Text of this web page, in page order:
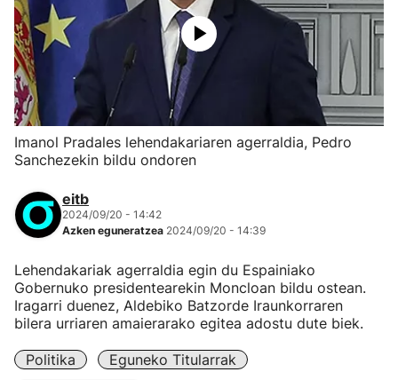
Imanol Pradales lehendakariaren agerraldia, Pedro
Sanchezekin bildu ondoren
eitb
2024/09/20 - 14:42
Azken eguneratzea 2024/09/20 - 14:39
Lehendakariak agerraldia egin du Espainiako
Gobernuko presidentearekin Moncloan bildu ostean.
Iragarri duenez, Aldebiko Batzorde Iraunkorraren
bilera urriaren amaierarako egitea adostu dute biek.
Politika
Eguneko Titularrak